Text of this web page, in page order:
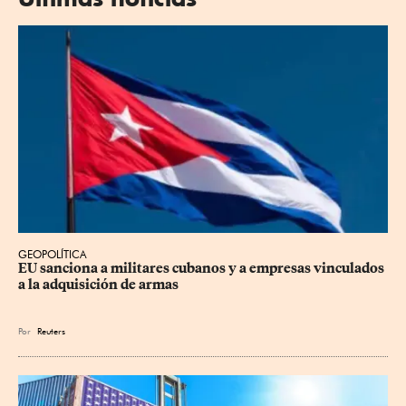
GEOPOLÍTICA
EU sanciona a militares cubanos y a empresas vinculados
a la adquisición de armas
Por Reuters